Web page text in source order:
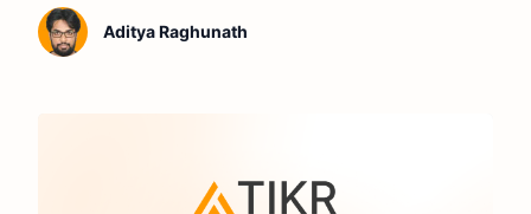
Aditya Raghunath